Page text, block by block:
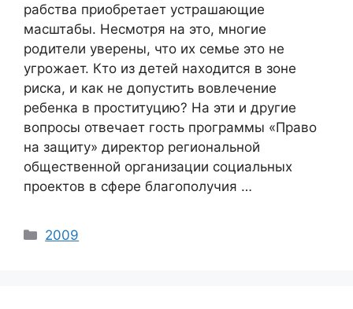
рабства приобретает устрашающие
масштабы. Несмотря на это, многие
родители уверены, что их семье это не
угрожает. Кто из детей находится в зоне
риска, и как не допустить вовлечение
ребенка в проституцию? На эти и другие
вопросы отвечает гость программы «Право
на защиту» директор региональной
общественной организации социальных
проектов в сфере благополучия …
Categories
2009